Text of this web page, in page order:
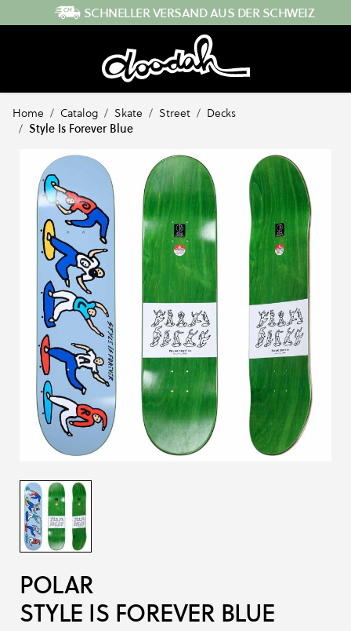
Direkt zum InhaltSCHNELLER VERSAND AUS DER SCHWEIZ
Home / Catalog / Skate / Street / Decks
/ Style Is Forever Blue
POLAR
STYLE IS FOREVER BLUE